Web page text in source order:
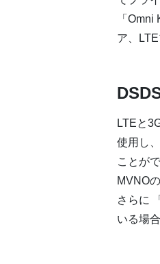
「
ア、
LTEと
使用し
ことが
MVNO
さらに
いる場